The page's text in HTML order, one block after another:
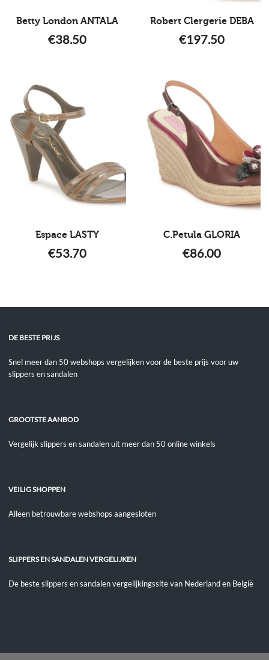
Betty London ANTALA
€38.50
Robert Clergerie DEBA
€197.50
Espace LASTY
€53.70
C.Petula GLORIA
€86.00
DE BESTE PRIJS
Snel meer dan 50 webshops vergelijken voor de beste prijs voor uw
slippers en sandalen
GROOTSTE AANBOD
Vergelijk slippers en sandalen uit meer dan 50 online winkels
VEILIG SHOPPEN
Alleen betrouwbare webshops aangesloten
SLIPPERS EN SANDALEN VERGELIJKEN
De beste slippers en sandalen vergelijkingssite van Nederland en België